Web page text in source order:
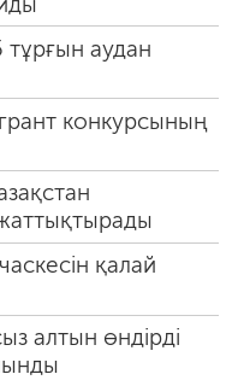
аудан
конкурсының
қалай
алтын өндірді